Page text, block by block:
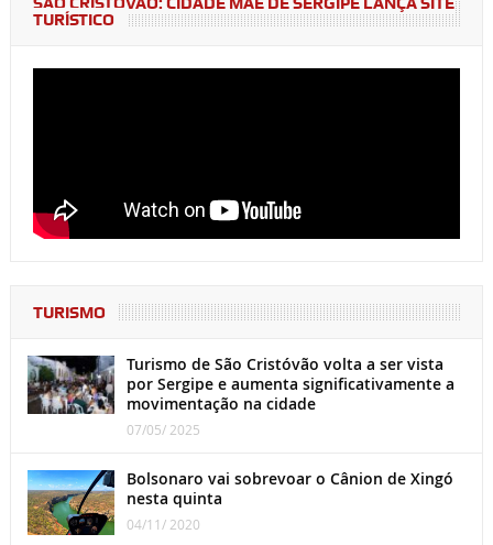
TURÍSTICO
TURISMO
Turismo de São Cristóvão volta a ser vista
por Sergipe e aumenta significativamente a
movimentação na cidade
07/05/ 2025
Bolsonaro vai sobrevoar o Cânion de Xingó
nesta quinta
04/11/ 2020